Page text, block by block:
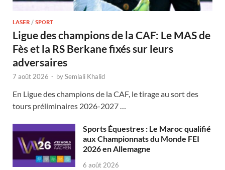
LASER / SPORT
Ligue des champions de la CAF: Le MAS de
Fès et la RS Berkane fixés sur leurs
adversaires
7 août 2026 - bySemlali Khalid
En Ligue des champions de la CAF, le tirage au sort des
tours préliminaires 2026-2027 …
Sports Équestres : Le Maroc qualifié
aux Championnats du Monde FEI
2026 en Allemagne
6 août 2026